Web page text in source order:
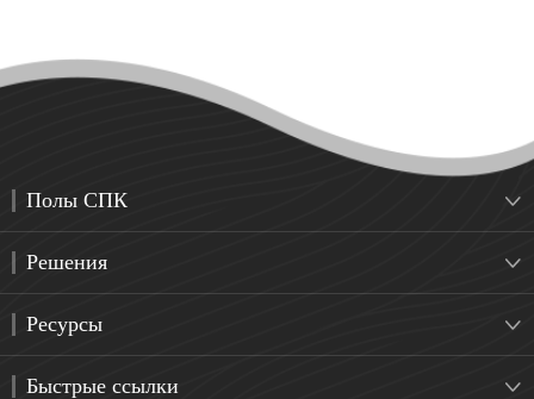
Полы СПК 
Решения 
Ресурсы 
Быстрые ссылки 